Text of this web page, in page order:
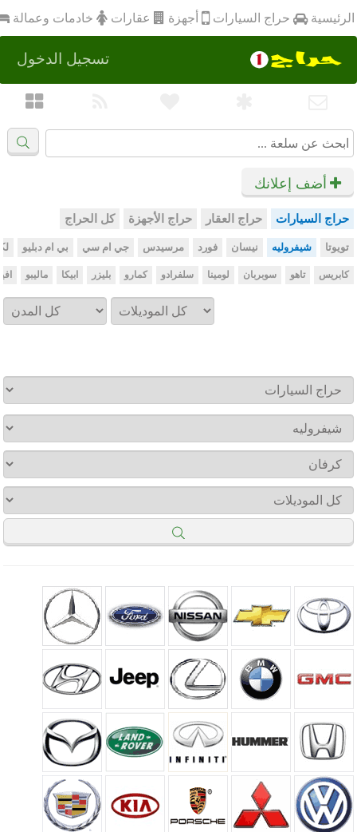
الرئيسية حراج السيارات أجهزة عقارات خادمات وعمالة
تسجيل الدخول
أضف إعلانك
حراج السيارات حراج العقار حراج الأجهزة كل الحراج
تويوتا شيفروليه نيسان فورد مرسيدس جي ام سي بي ام دبليو
كابريس تاهو سوبربان لومينا سلفرادو كمارو بليزر ابيكا ماليبو